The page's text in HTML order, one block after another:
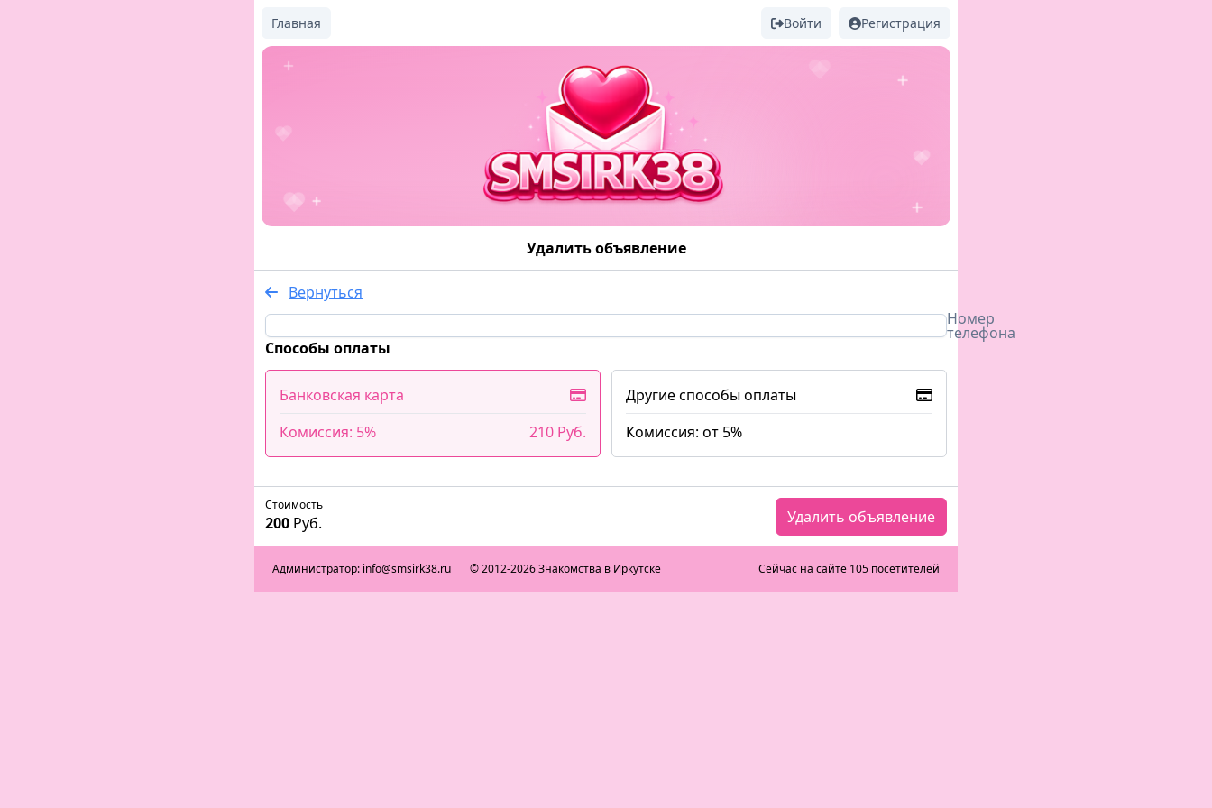
Главная Войти Регистрация
Удалить объявление
Вернуться
Номер
телефона
Способы оплаты
Банковская карта
Комиссия: 5%
210 Руб.
Другие способы оплаты
Комиссия: от 5%
Стоимость
200 Руб. Удалить объявление
Администратор: info@smsirk38.ru © 2012-2026 Знакомства в Иркутске Сейчас на сайте 105 посетителей